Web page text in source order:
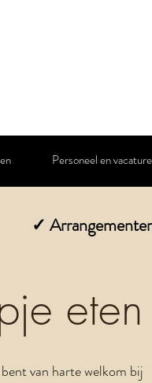
Personeel en
✓
eten
van harte welkom bij